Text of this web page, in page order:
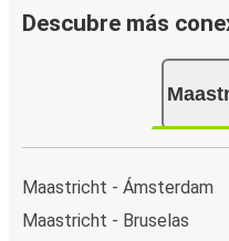
Descubre más
Maastricht - Ámsterdam
Maastricht - Bruselas